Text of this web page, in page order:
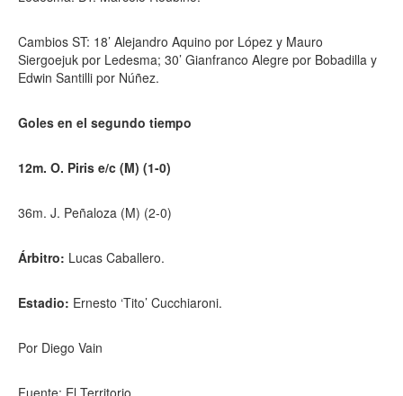
Cambios ST: 18’ Alejandro Aquino por López y Mauro
Siergoejuk por Ledesma; 30’ Gianfranco Alegre por Bobadilla y
Edwin Santilli por Núñez.
Goles en el segundo tiempo
12m. O. Piris e/c (M) (1-0)
36m. J. Peñaloza (M) (2-0)
Árbitro: Lucas Caballero.
Estadio: Ernesto ‘Tito’ Cucchiaroni.
Por Diego Vain
Fuente: El Territorio